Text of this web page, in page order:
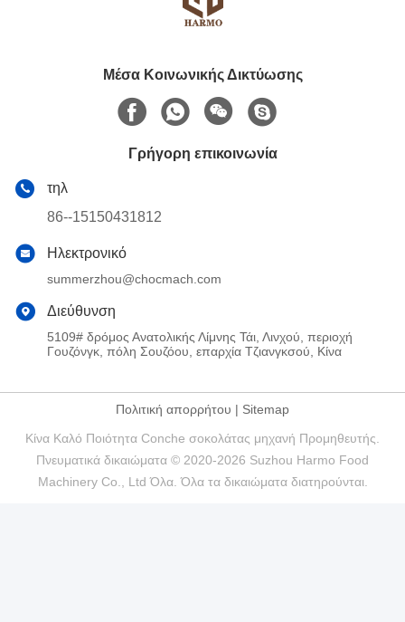
Μέσα Κοινωνικής Δικτύωσης
Γρήγορη επικοινωνία
τηλ
86--15150431812
Ηλεκτρονικό
summerzhou@chocmach.com
Διεύθυνση
5109# δρόμος Ανατολικής Λίμνης Τάι, Λινχού, περιοχή
Γουζόνγκ, πόλη Σουζόου, επαρχία Τζιανγκσού, Κίνα
Πολιτική απορρήτου | Sitemap
Κίνα Καλό Ποιότητα Conche σοκολάτας μηχανή Προμηθευτής.
Πνευματικά δικαιώματα © 2020-2026 Suzhou Harmo Food
Machinery Co., Ltd Όλα. Όλα τα δικαιώματα διατηρούνται.